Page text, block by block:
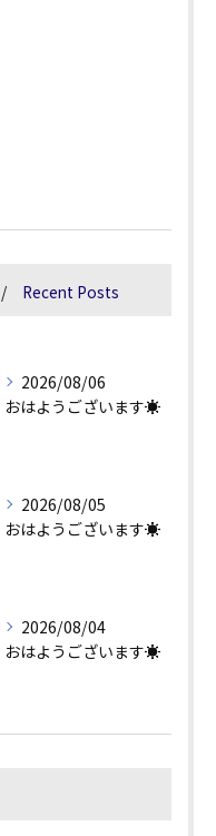
Recent Posts
2026/08/06
おはようございます☀
2026/08/05
おはようございます☀
2026/08/04
おはようございます☀